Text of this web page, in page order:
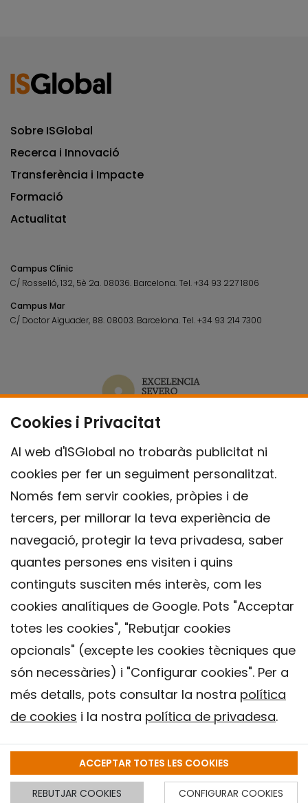
Cookies i Privacitat
Al web d'ISGlobal no trobaràs publicitat ni
cookies per fer un seguiment personalitzat.
Només fem servir cookies, pròpies i de
tercers, per millorar la teva experiència de
navegació, protegir la teva privadesa, saber
quantes persones ens visiten i quins
continguts susciten més interès, com les
cookies analítiques de Google. Pots "Acceptar
totes les cookies", "Rebutjar cookies
opcionals" (excepte les cookies tècniques que
són necessàries) i "Configurar cookies". Per a
més detalls, pots consultar la nostra política
de cookies i la nostra política de privadesa.
ACCEPTAR TOTES LES COOKIES
REBUTJAR COOKIES CONFIGURAR COOKIES
Sobre ISGlobal
Recerca i Innovació
Transferència i Impacte
Formació
Actualitat
Campus Clínic
C/ Rosselló, 132, 5è 2a. 08036. Barcelona.Tel.+34 93 227 1806
Campus Mar
C/ Doctor Aiguader, 88. 08003. Barcelona.Tel.+34 93 214 7300
Contacte
Política de privacitat
Política de Cookies
Institut de Salut Global de Barcelona (ISGlobal), 2018.